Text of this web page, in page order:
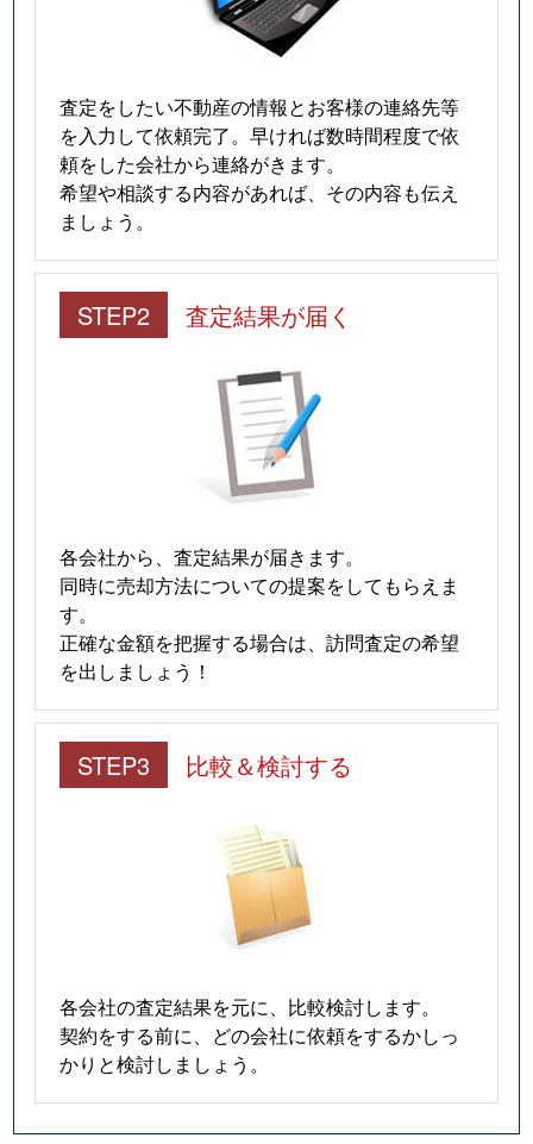
査定をしたい不動産の情報とお客様の連絡先等
を入力して依頼完了。早ければ数時間程度で依
頼をした会社から連絡がきます。
希望や相談する内容があれば、その内容も伝え
ましょう。
STEP2 査定結果が届く
各会社から、査定結果が届きます。
同時に売却方法についての提案をしてもらえま
す。
正確な金額を把握する場合は、訪問査定の希望
を出しましょう！
STEP3 比較＆検討する
各会社の査定結果を元に、比較検討します。
契約をする前に、どの会社に依頼をするかしっ
かりと検討しましょう。